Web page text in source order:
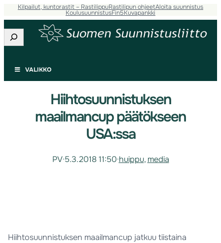
Kilpailut, kuntorastit – RastilippuRastilipun ohjeetAloita suunnistus
KoulusuunnistusFin5Kuvapankki
Etsi
VALIKKO
Hiihtosuunnistuksen
maailmancup päätökseen
USA:ssa
PV·5.3.2018 11:50·huippu, media
Hiihtosuunnistuksen maailmancup jatkuu tiistaina